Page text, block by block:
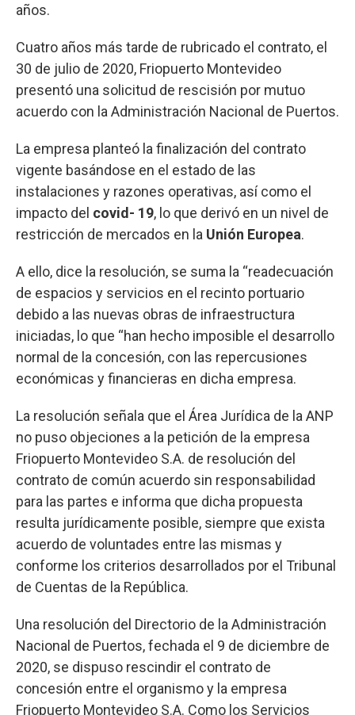
años.
Cuatro años más tarde de rubricado el contrato, el
30 de julio de 2020, Friopuerto Montevideo
presentó una solicitud de rescisión por mutuo
acuerdo con la Administración Nacional de Puertos.
La empresa planteó la finalización del contrato
vigente basándose en el estado de las
instalaciones y razones operativas, así como el
impacto del covid- 19, lo que derivó en un nivel de
restricción de mercados en la Unión Europea.
A ello, dice la resolución, se suma la “readecuación
de espacios y servicios en el recinto portuario
debido a las nuevas obras de infraestructura
iniciadas, lo que “han hecho imposible el desarrollo
normal de la concesión, con las repercusiones
económicas y financieras en dicha empresa.
La resolución señala que el Área Jurídica de la ANP
no puso objeciones a la petición de la empresa
Friopuerto Montevideo S.A. de resolución del
contrato de común acuerdo sin responsabilidad
para las partes e informa que dicha propuesta
resulta jurídicamente posible, siempre que exista
acuerdo de voluntades entre las mismas y
conforme los criterios desarrollados por el Tribunal
de Cuentas de la República.
Una resolución del Directorio de la Administración
Nacional de Puertos, fechada el 9 de diciembre de
2020, se dispuso rescindir el contrato de
concesión entre el organismo y la empresa
Friopuerto Montevideo S.A. Como los Servicios